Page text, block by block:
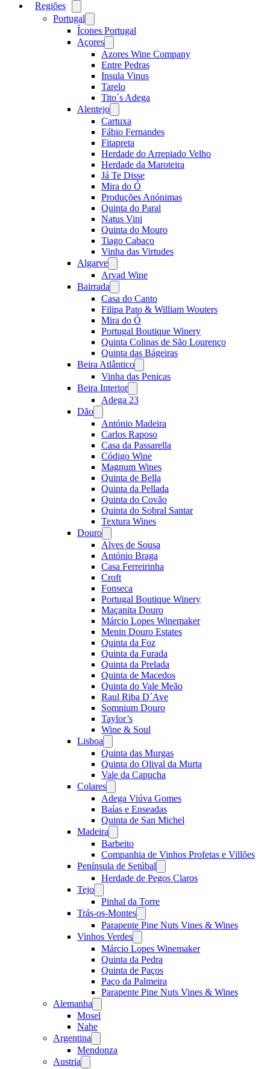
Regiões
menu
Portugal
menu
Ícones Portugal
Açores
menu
Azores Wine Company
Entre Pedras
Insula Vinus
Tarelo
Tito´s Adega
Alentejo
menu
Cartuxa
Fábio Fernandes
Fitapreta
Herdade do Arrepiado Velho
Herdade da Maroteira
Já Te Disse
Mira do Ó
Produções Anónimas
Quinta do Paral
Natus Vini
Quinta do Mouro
Tiago Cabaço
Vinha das Virtudes
Algarve
menu
Arvad Wine
Bairrada
menu
Casa do Canto
Filipa Pato & William Wouters
Mira do Ó
Portugal Boutique Winery
Quinta Colinas de São Lourenço
Quinta das Bágeiras
Beira Atlântico
menu
Vinha das Penicas
Beira Interior
menu
Adega 23
Dão
menu
António Madeira
Carlos Raposo
Casa da Passarella
Código Wine
Magnum Wines
Quinta de Bella
Quinta da Pellada
Quinta do Covão
Quinta do Sobral Santar
Textura Wines
Douro
menu
Alves de Sousa
António Braga
Casa Ferreirinha
Croft
Fonseca
Portugal Boutique Winery
Maçanita Douro
Márcio Lopes Winemaker
Menin Douro Estates
Quinta da Foz
Quinta da Furada
Quinta da Prelada
Quinta de Macedos
Quinta do Vale Meão
Raul Riba D´Ave
Somnium Douro
Taylor’s
Wine & Soul
Lisboa
menu
Quinta das Murgas
Quinta do Olival da Murta
Vale da Capucha
Colares
menu
Adega Viúva Gomes
Baías e Enseadas
Quinta de San Michel
Madeira
menu
Barbeito
Companhia de Vinhos Profetas e Villões
Península de Setúbal
menu
Herdade de Pegos Claros
Tejo
menu
Pinhal da Torre
Trás-os-Montes
menu
Parapente Pine Nuts Vines & Wines
Vinhos Verdes
menu
Márcio Lopes Winemaker
Quinta da Pedra
Quinta de Paços
Paço da Palmeira
Parapente Pine Nuts Vines & Wines
Alemanha
menu
Mosel
Nahe
Argentina
menu
Mendonza
Austria